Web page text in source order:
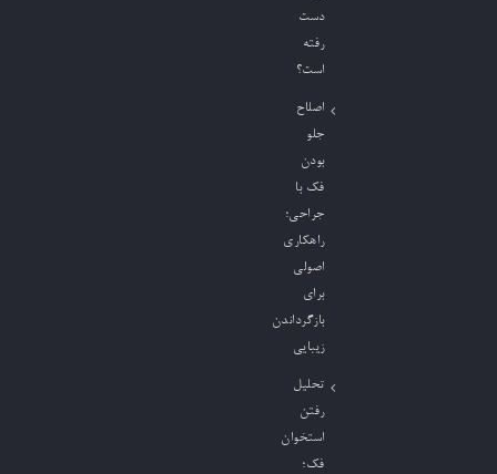
دست
رفته
است؟
اصلاح
جلو
بودن
فک با
جراحی؛
راهکاری
اصولی
برای
بازگرداندن
زیبایی
تحلیل
رفتن
استخوان
فک؛